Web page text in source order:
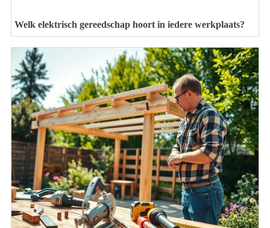
Welk elektrisch gereedschap hoort in iedere werkplaats?